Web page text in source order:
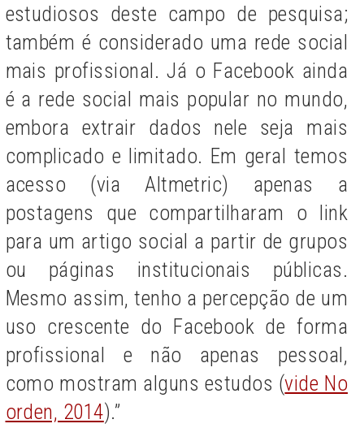
estudiosos deste campo de pesquisa;
também é considerado uma rede social
mais profissional. Já o Facebook ainda
é a rede social mais popular no mundo,
embora extrair dados nele seja mais
complicado e limitado. Em geral temos
acesso (via Altmetric) apenas a
postagens que compartilharam o link
para um artigo social a partir de grupos
ou páginas institucionais públicas.
Mesmo assim, tenho a percepção de um
uso crescente do Facebook de forma
profissional e não apenas pessoal,
como mostram alguns estudos (vide No
orden, 2014).”